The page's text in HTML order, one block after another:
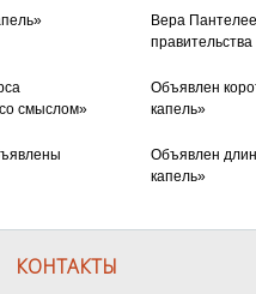
Вера
смыслом»
Объявлен
капель»
Объявлен
капель»
КОНТАКТЫ